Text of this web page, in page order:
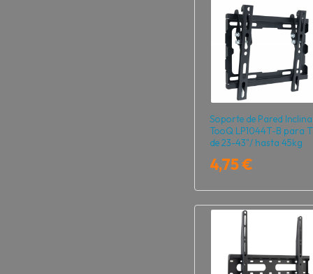
Soporte de Pared
TooQ LP1044T-B para
de 23-43"/ hasta 45kg
4,75 €